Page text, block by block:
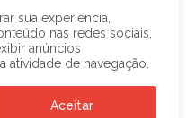
sua experiência,
nas redes sociais,
anúncios
atividade de navegação.
Aceitar